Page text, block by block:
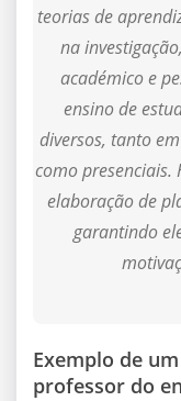
teorias de
na
académico e
ensino de
diversos, tanto
como presenciais.
elaboração de
garantindo
Exemplo de
professor do